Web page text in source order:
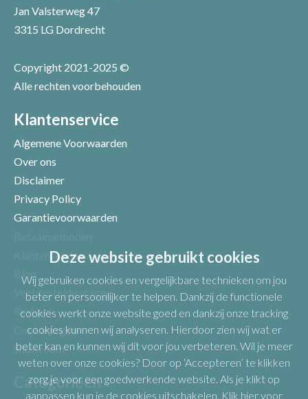
Jan Valsterweg 47
3315 LG Dordrecht
Copyright 2021-2025 ©
Alle rechten voorbehouden
Klantenservice
Algemene Voorwaarden
Over ons
Disclaimer
Privacy Policy
Garantievoorwaarden
Klantenservice
Blog
Veel gestelde vragen
Reviews
Cookiepagina
Showroom
Categorieën
Deze website gebruikt cookies
Wij gebruiken cookies en vergelijkbare technieken om jou
beter en persoonlijker te helpen. Dankzij de functionele
cookies werkt onze website goed en dankzij onze tracking
cookies kunnen wij analyseren. Hierdoor zien wij wat er
beter kan en kunnen wij dit voor jou verbeteren. Wil je meer
weten over onze cookies? Door op ‘Accepteren’ te klikken
zorg je voor een goedwerkende website. Als je klikt op
aanpassen kun je de cookies uitschakelen. Klik hier voor